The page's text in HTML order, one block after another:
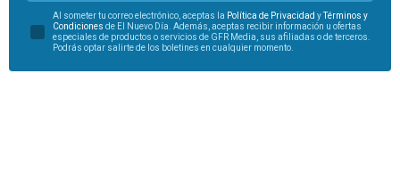
Al someter tu correo electrónico, aceptas la Política de Privacidad yTérminos y
Condiciones de El Nuevo Día. Además, aceptas recibir información u ofertas
especiales de productos o servicios de GFR Media, sus afiliadas o de terceros.
Podrás optar salirte de los boletines en cualquier momento.